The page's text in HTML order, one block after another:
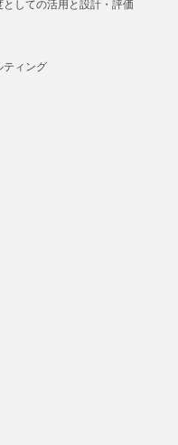
しての活用と設計・評価
ティング